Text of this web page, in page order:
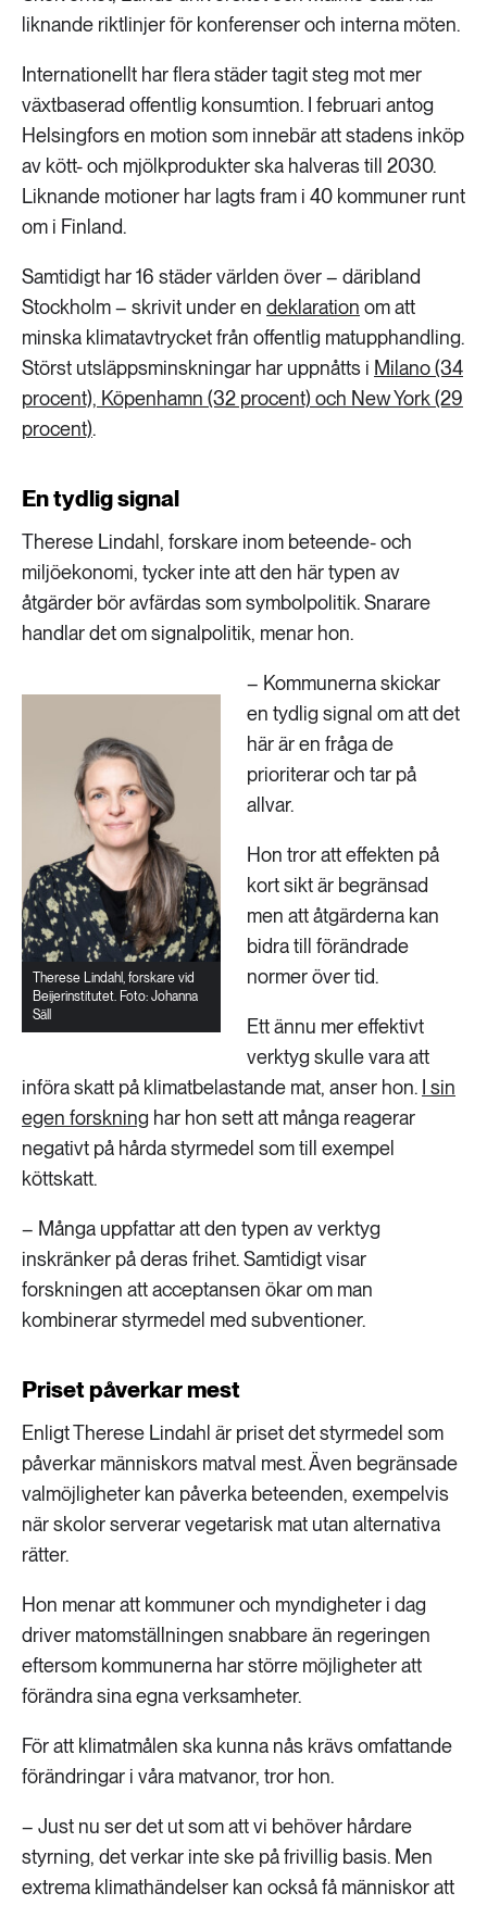
liknande riktlinjer för konferenser och interna möten.
Internationellt har flera städer tagit steg mot mer
växtbaserad offentlig konsumtion. I februari antog
Helsingfors en motion som innebär att stadens inköp
av kött- och mjölkprodukter ska halveras till 2030.
Liknande motioner har lagts fram i 40 kommuner runt
om i Finland.
Samtidigt har 16 städer världen över – däribland
Stockholm – skrivit under en deklaration om att
minska klimatavtrycket från offentlig matupphandling.
Störst utsläppsminskningar har uppnåtts i Milano (34
procent), Köpenhamn (32 procent) och New York (29
procent).
En tydlig signal
Therese Lindahl, forskare inom beteende- och
miljöekonomi, tycker inte att den här typen av
åtgärder bör avfärdas som symbolpolitik. Snarare
handlar det om signalpolitik, menar hon.
Therese Lindahl, forskare vid
Beijerinstitutet. Foto: Johanna
Säll
– Kommunerna skickar
en tydlig signal om att det
här är en fråga de
prioriterar och tar på
allvar.
Hon tror att effekten på
kort sikt är begränsad
men att åtgärderna kan
bidra till förändrade
normer över tid.
Ett ännu mer effektivt
verktyg skulle vara att
införa skatt på klimatbelastande mat, anser hon. I sin
egen forskning har hon sett att många reagerar
negativt på hårda styrmedel som till exempel
köttskatt.
– Många uppfattar att den typen av verktyg
inskränker på deras frihet. Samtidigt visar
forskningen att acceptansen ökar om man
kombinerar styrmedel med subventioner.
Priset påverkar mest
Enligt Therese Lindahl är priset det styrmedel som
påverkar människors matval mest. Även begränsade
valmöjligheter kan påverka beteenden, exempelvis
när skolor serverar vegetarisk mat utan alternativa
rätter.
Hon menar att kommuner och myndigheter i dag
driver matomställningen snabbare än regeringen
eftersom kommunerna har större möjligheter att
förändra sina egna verksamheter.
För att klimatmålen ska kunna nås krävs omfattande
förändringar i våra matvanor, tror hon.
– Just nu ser det ut som att vi behöver hårdare
styrning, det verkar inte ske på frivillig basis. Men
extrema klimathändelser kan också få människor att